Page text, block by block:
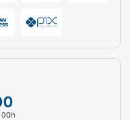
00h